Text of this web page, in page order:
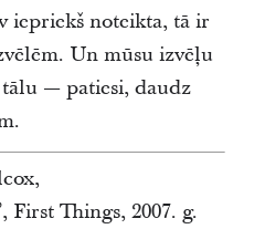
iepriekš noteikta, tā ir
Un mūsu izvēļu
— patiesi, daudz
First Things, 2007. g.